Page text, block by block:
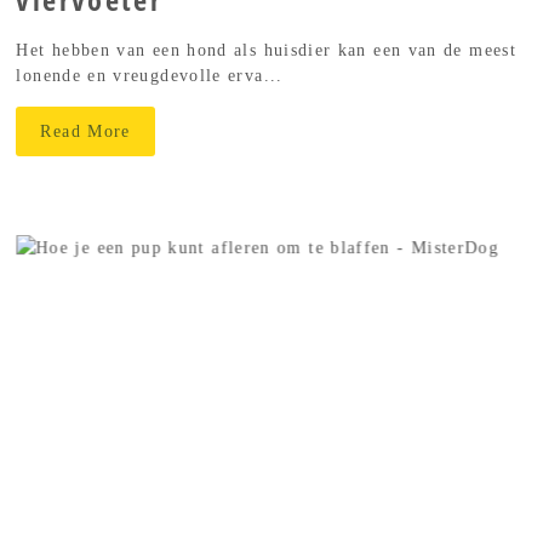
Het hebben van een hond als huisdier kan een van de meest
lonende en vreugdevolle erva...
Read More